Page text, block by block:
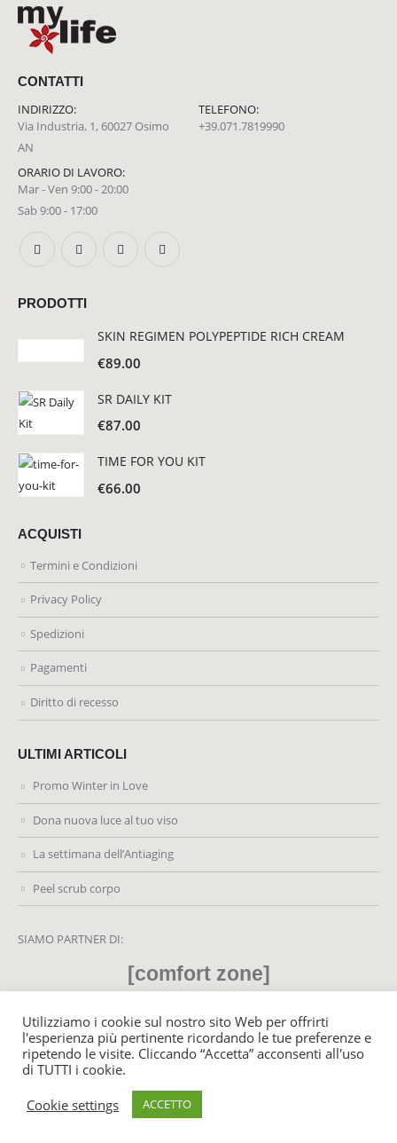
CONTATTI
INDIRIZZO:
Via Industria, 1, 60027 Osimo
AN
TELEFONO:
+39.071.7819990
ORARIO DI LAVORO:
Mar - Ven 9:00 - 20:00
Sab 9:00 - 17:00
PRODOTTI
SKIN REGIMEN POLYPEPTIDE RICH CREAM
€89.00
SR DAILY KIT
€87.00
TIME FOR YOU KIT
€66.00
ACQUISTI
Termini e Condizioni
Privacy Policy
Spedizioni
Pagamenti
Diritto di recesso
ULTIMI ARTICOLI
Promo Winter in Love
Dona nuova luce al tuo viso
La settimana dell’Antiaging
Peel scrub corpo
SIAMO PARTNER DI:
[comfort zone]
© MyLifeCenter.it 2021. All Rights Reserved - P. Iva: 02459220428
Utilizziamo i cookie sul nostro sito Web per offrirti
l'esperienza più pertinente ricordando le tue preferenze e
ripetendo le visite. Cliccando “Accetta” acconsenti all'uso
di TUTTI i cookie.
Cookie settings
ACCETTO